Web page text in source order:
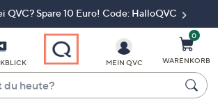
QVC? Spare 10 Euro! Code: HalloQVC
MEIN QVC
0
WARENKORB